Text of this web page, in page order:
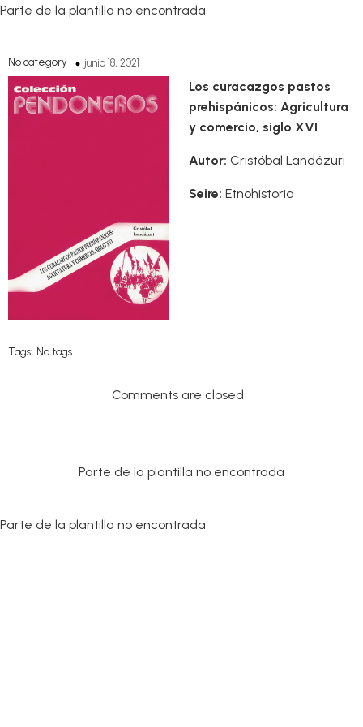
Parte de la plantilla no encontrada
No category junio 18, 2021
Los curacazgos pastos
prehispánicos: Agricultura
y comercio, siglo XVI
Autor: Cristóbal Landázuri
Seire: Etnohistoria
Tags: No tags
Comments are closed
Parte de la plantilla no encontrada
Parte de la plantilla no encontrada